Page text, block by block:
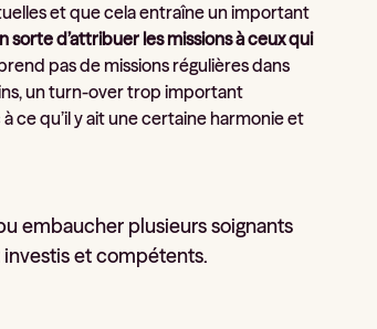
et que cela entraîne un important
sorte d’attribuer les missions à ceux qui
pas de missions régulières dans
un turn-over trop important
ce qu’il y ait une certaine harmonie et
embaucher plusieurs soignants
investis et compétents.